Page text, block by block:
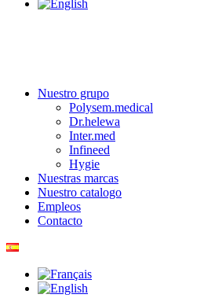
Nuestro grupo
Polysem.medical
Dr.helewa
Inter.med
Infineed
Hygie
Nuestras marcas
Nuestro catalogo
Empleos
Contacto